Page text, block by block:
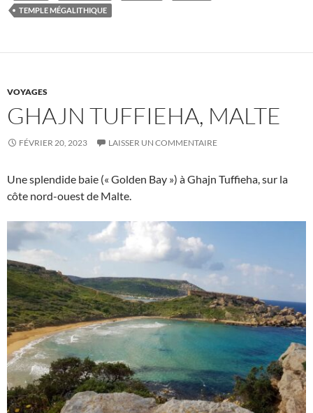
TEMPLE MÉGALITHIQUE
VOYAGES
GHAJN TUFFIEHA, MALTE
FÉVRIER 20, 2023 LAISSER UN COMMENTAIRE
Une splendide baie (« Golden Bay ») à Ghajn Tuffieha, sur la
côte nord-ouest de Malte.